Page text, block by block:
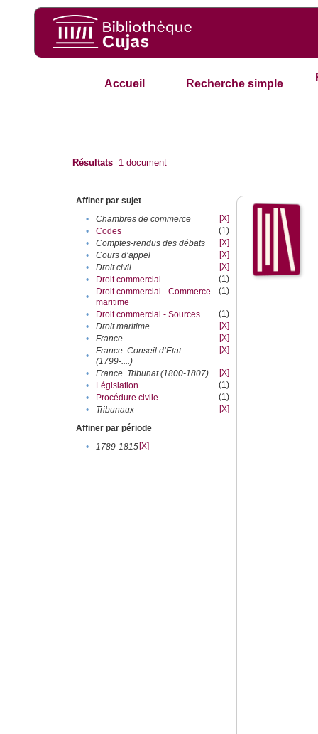
Accueil Recherche simple
Résultats 1 document
Affiner par sujet
•
Chambres de commerce
[X]
•
Codes
(1)
•
Comptes-rendus des débats
[X]
•
Cours d’appel
[X]
•
Droit civil
[X]
•
Droit commercial
(1)
•
Droit commercial - Commerce
maritime
(1)
• Droit commercial - Sources
(1)
•
Droit maritime
[X]
•
France
[X]
•
France. Conseil d’Etat
(1799-....)
[X]
• France. Tribunat (1800-1807)
[X]
•
Législation
(1)
•
Procédure civile
(1)
•
Tribunaux
[X]
Affiner par période
•
1789-1815[X]